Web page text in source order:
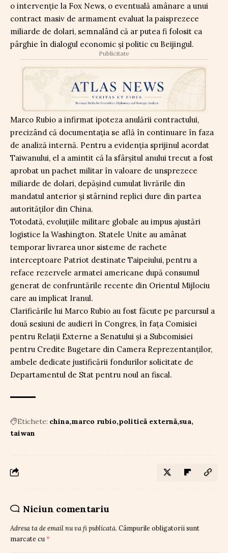
o intervenție la Fox News, o eventuală amânare a unui
contract masiv de armament evaluat la paisprezece
miliarde de dolari, semnalând că ar putea fi folosit ca
pârghie în dialogul economic și politic cu Beijingul.
Publicitate
Marco Rubio a infirmat ipoteza anulării contractului,
precizând că documentația se află în continuare în faza
de analiză internă. Pentru a evidenția sprijinul acordat
Taiwanului, el a amintit că la sfârșitul anului trecut a fost
aprobat un pachet militar în valoare de unsprezece
miliarde de dolari, depășind cumulat livrările din
mandatul anterior și stârnind replici dure din partea
autorităților din China.
Totodată, evoluțiile militare globale au impus ajustări
logistice la Washington. Statele Unite au amânat
temporar livrarea unor sisteme de rachete
interceptoare Patriot destinate Taipeiului, pentru a
reface rezervele armatei americane după consumul
generat de confruntările recente din Orientul Mijlociu
care au implicat Iranul.
Clarificările lui Marco Rubio au fost făcute pe parcursul a
două sesiuni de audieri în Congres, în fața Comisiei
pentru Relații Externe a Senatului și a Subcomisiei
pentru Credite Bugetare din Camera Reprezentanților,
ambele dedicate justificării fondurilor solicitate de
Departamentul de Stat pentru noul an fiscal.
Etichete: china marco rubio politică externă sua
taiwan
Niciun comentariu
Adresa ta de email nu va fi publicată. Câmpurile obligatorii sunt
marcate cu *